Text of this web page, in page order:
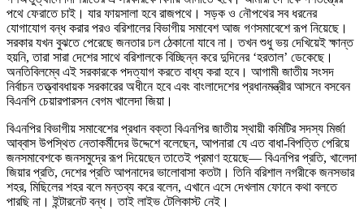
পথে ফেরাতে চাই। যার ফায়সালা হবে রাজপথে। সড়ক ও নৌপথের সব ধরনের
যোগাযোগ বন্ধ করার পরও বরিশালের বিভাগীয় সমাবেশ আজ গণসমাবেশে রূপ নিয়েছে।
সরকার যখন বুঝতে পেরেছে জনতার ঢল ঠেকানো যাবে না। তখন শুধু ভয় দেখিয়েই ক্ষান্ত
হয়নি, তারা সারা দেশের সাথে বরিশালকে বিচ্ছিন্ন করে দুদিনের ‘হরতাল’ ডেকেছে।
অনতিবিলম্বে এই সরকারকে পদত্যাগ করতে বাধ্য করা হবে। আগামী জাতীয় সংসদ
নির্বাচন তত্ত্বাবধায়ক সরকারের অধীনে হবে এবং বাংলাদেশের প্রধানমন্ত্রীর আসনে বসবেন
বিএনপি চেয়ারপারসন বেগম খালেদা জিয়া।
বিএনপির বিভাগীয় সমাবেশের প্রধান বক্তা বিএনপির জাতীয় স্থায়ী কমিটির সদস্য মির্জা
আব্বাস উপস্থিত নেতাকর্মীদের উদ্দেশে বলেছেন, আপনারা যে এত বাধা-বিপত্তি পেরিয়ে
জনসমাবেশকে জনসমুদ্রে রূপ দিয়েছেন তাতেই প্রমাণ হয়েছে— বিএনপির প্রতি, খালেদা
জিয়ার প্রতি, দেশের প্রতি আপনাদের ভালোবাসা কতটা। তিনি বরিশাল নগরীকে জনসভার
শহর, মিছিলের শহর বলে মন্তব্য করে বলেন, এখানে এসে দেখলাম ফোনে কথা বলতে
পারছি না। ইন্টারনেট বন্ধ। তাই লাইভ টেলিকাস্ট নেই।